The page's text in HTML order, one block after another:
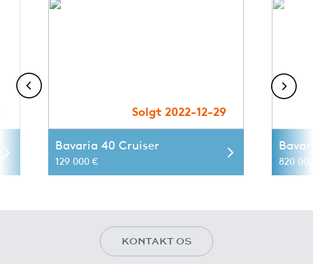
Solgt 2022-12-29
Bavaria 40 Cruiser
129 000 € 820
KONTAKT OS